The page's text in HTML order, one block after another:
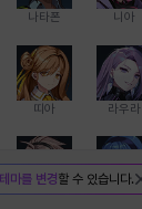
나타폰 니아
띠아 라우라
루크 르노어
테마를 변경할 수 있습니다.